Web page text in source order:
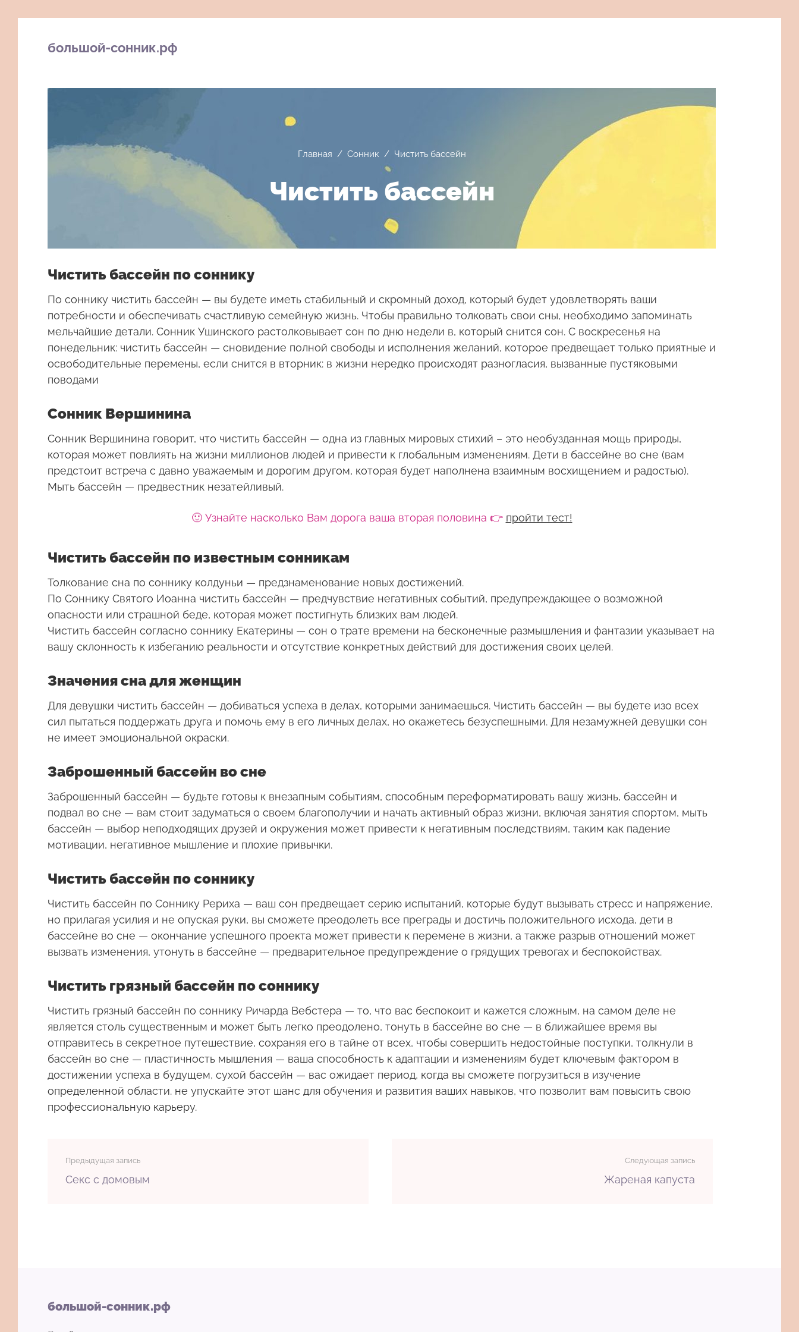
большой-сонник.рф
Главная / Сонник / Чистить бассейн
Чистить бассейн
Чистить бассейн по соннику
По соннику чистить бассейн — вы будете иметь стабильный и скромный доход, который будет удовлетворять ваши
потребности и обеспечивать счастливую семейную жизнь. Чтобы правильно толковать свои сны, необходимо запоминать
мельчайшие детали. Сонник Ушинского растолковывает сон по дню недели в, который снится сон. С воскресенья на
понедельник: чистить бассейн — сновидение полной свободы и исполнения желаний, которое предвещает только приятные и
освободительные перемены, если снится в вторник: в жизни нередко происходят разногласия, вызванные пустяковыми
поводами
Сонник Вершинина
Сонник Вершинина говорит, что чистить бассейн — одна из главных мировых стихий – это необузданная мощь природы,
которая может повлиять на жизни миллионов людей и привести к глобальным изменениям. Дети в бассейне во сне (вам
предстоит встреча с давно уважаемым и дорогим другом, которая будет наполнена взаимным восхищением и радостью).
Мыть бассейн — предвестник незатейливый.
🙂 Узнайте насколько Вам дорога ваша вторая половина 👉 пройти тест!
Чистить бассейн по известным сонникам
Толкование сна по соннику колдуньи — предзнаменование новых достижений.
По Соннику Святого Иоанна чистить бассейн — предчувствие негативных событий, предупреждающее о возможной
опасности или страшной беде, которая может постигнуть близких вам людей.
Чистить бассейн согласно соннику Екатерины — сон о трате времени на бесконечные размышления и фантазии указывает на
вашу склонность к избеганию реальности и отсутствие конкретных действий для достижения своих целей.
Значения сна для женщин
Для девушки чистить бассейн — добиваться успеха в делах, которыми занимаешься. Чистить бассейн — вы будете изо всех
сил пытаться поддержать друга и помочь ему в его личных делах, но окажетесь безуспешными. Для незамужней девушки сон
не имеет эмоциональной окраски.
Заброшенный бассейн во сне
Заброшенный бассейн — будьте готовы к внезапным событиям, способным переформатировать вашу жизнь, бассейн и
подвал во сне — вам стоит задуматься о своем благополучии и начать активный образ жизни, включая занятия спортом, мыть
бассейн — выбор неподходящих друзей и окружения может привести к негативным последствиям, таким как падение
мотивации, негативное мышление и плохие привычки.
Чистить бассейн по соннику
Чистить бассейн по Соннику Рериха — ваш сон предвещает серию испытаний, которые будут вызывать стресс и напряжение,
но прилагая усилия и не опуская руки, вы сможете преодолеть все преграды и достичь положительного исхода, дети в
бассейне во сне — окончание успешного проекта может привести к перемене в жизни, а также разрыв отношений может
вызвать изменения, утонуть в бассейне — предварительное предупреждение о грядущих тревогах и беспокойствах.
Чистить грязный бассейн по соннику
Чистить грязный бассейн по соннику Ричарда Вебстера — то, что вас беспокоит и кажется сложным, на самом деле не
является столь существенным и может быть легко преодолено, тонуть в бассейне во сне — в ближайшее время вы
отправитесь в секретное путешествие, сохраняя его в тайне от всех, чтобы совершить недостойные поступки, толкнули в
бассейн во сне — пластичность мышления — ваша способность к адаптации и изменениям будет ключевым фактором в
достижении успеха в будущем, сухой бассейн — вас ожидает период, когда вы сможете погрузиться в изучение
определенной области. не упускайте этот шанс для обучения и развития ваших навыков, что позволит вам повысить свою
профессиональную карьеру.
Предыдущая запись
Секс с домовым
Следующая запись
Жареная капуста
большой-сонник.рф